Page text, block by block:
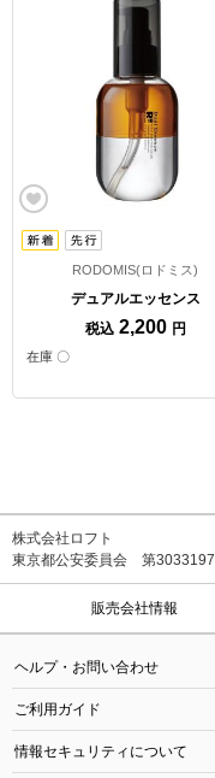
RODOMIS(ロドミス)
デュアルエッセンス
税込 2,200 円
在庫 〇
株式会社ロフト
東京都公安委員会 第
販売会社情報
ヘルプ・お問い合わせ
ご利用ガイド
情報セキュリティについて